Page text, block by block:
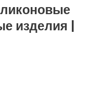
изделия |